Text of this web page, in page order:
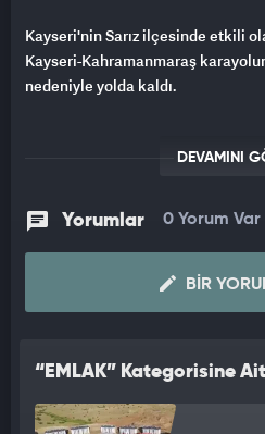
Kayseri'nin Sarız ilçesinde etkili
Kayseri-Kahramanmaraş
nedeniyle yolda kaldı.
DEVAMINI
Yorumlar 0 Yorum Var
BIR
“EMLAK” Kategorisine